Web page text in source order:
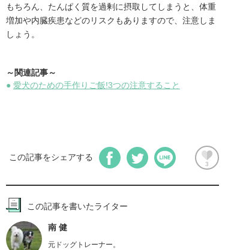
もちろん、たんぱく質を過剰に摂取してしまうと、体重
増加や内臓疾患などのリスクもありますので、注意しま
しょう。
～関連記事～
● 愛犬のための手作りご飯!3つの注意すること
この記事をシェアする
3
この記事を書いたライター
南 健
元ドッグトレーナー。